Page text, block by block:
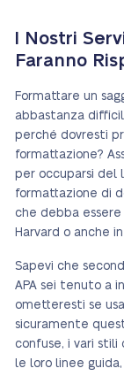
I Nostri
Faranno
Formattare un
abbastanza
perché dovresti
formattazione?
per occuparsi del
formattazione di
che debba essere
Harvard o anche
Sapevi che
APA sei tenuto a
ometteresti se
sicuramente
confuse, i vari
le loro linee